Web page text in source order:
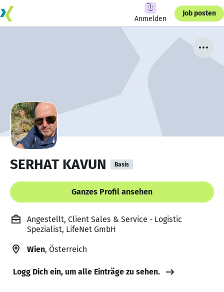
Anmelden
Job posten
SERHAT KAVUN Basis
Ganzes Profil ansehen
Angestellt, Client Sales & Service - Logistic
Spezialist, LifeNet GmbH
Wien, Österreich
Logg Dich ein, um alle Einträge zu sehen.